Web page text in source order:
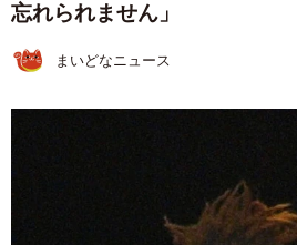
忘れられません」
まいどなニュース